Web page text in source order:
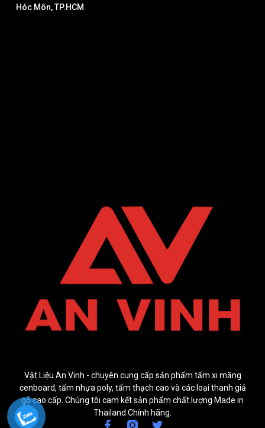
Vật Liệu An Vinh - chuyên cung cấp sản phẩm tấm xi măng
cenboard, tấm nhựa poly, tấm thạch cao và các loại thanh giả
gỗ cao cấp. Chúng tôi cam kết sản phẩm chất lượng Made in
Thailand Chính hãng.
Hóc Môn, TP.HCM